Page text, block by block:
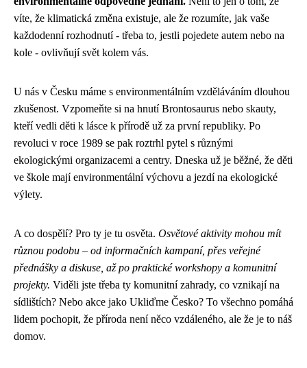
víte, že klimatická změna existuje, ale že rozumíte, jak vaše
každodenní rozhodnutí - třeba to, jestli pojedete autem nebo na
kole - ovlivňují svět kolem vás.
U nás v Česku máme s environmentálním vzděláváním dlouhou
zkušenost. Vzpomeňte si na hnutí Brontosaurus nebo skauty,
kteří vedli děti k lásce k přírodě už za první republiky. Po
revoluci v roce 1989 se pak roztrhl pytel s různými
ekologickými organizacemi a centry. Dneska už je běžné, že děti
ve škole mají environmentální výchovu a jezdí na ekologické
výlety.
A co dospělí? Pro ty je tu osvěta. Osvětové aktivity mohou mít
různou podobu – od informačních kampaní, přes veřejné
přednášky a diskuse, až po praktické workshopy a komunitní
projekty. Viděli jste třeba ty komunitní zahrady, co vznikají na
sídlištích? Nebo akce jako Ukliďme Česko? To všechno pomáhá
lidem pochopit, že příroda není něco vzdáleného, ale že je to náš
domov.